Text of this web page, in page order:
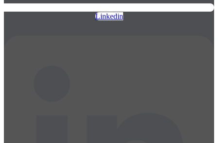
Linkedin